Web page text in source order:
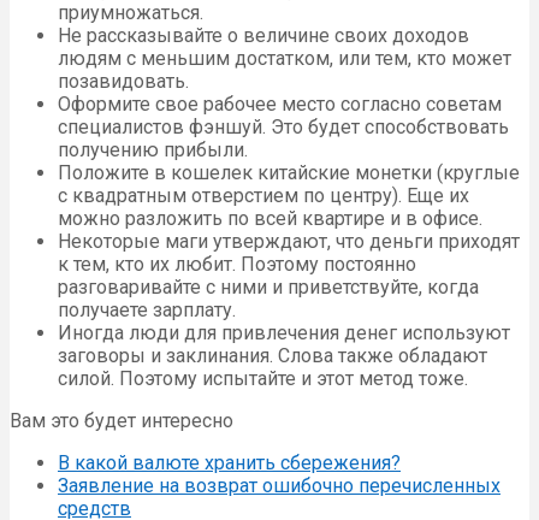
приумножаться.
Не рассказывайте о величине своих доходов
людям с меньшим достатком, или тем, кто может
позавидовать.
Оформите свое рабочее место согласно советам
специалистов фэншуй. Это будет способствовать
получению прибыли.
Положите в кошелек китайские монетки (круглые
с квадратным отверстием по центру). Еще их
можно разложить по всей квартире и в офисе.
Некоторые маги утверждают, что деньги приходят
к тем, кто их любит. Поэтому постоянно
разговаривайте с ними и приветствуйте, когда
получаете зарплату.
Иногда люди для привлечения денег используют
заговоры и заклинания. Слова также обладают
силой. Поэтому испытайте и этот метод тоже.
Вам это будет интересно
В какой валюте хранить сбережения?
Заявление на возврат ошибочно перечисленных
средств